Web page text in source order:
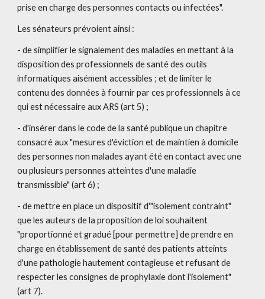
prise en charge des personnes contacts ou infectées".
Les sénateurs prévoient ainsi :
- de simplifier le signalement des maladies en mettant à la
disposition des professionnels de santé des outils
informatiques aisément accessibles ; et de limiter le
contenu des données à fournir par ces professionnels à ce
qui est nécessaire aux ARS (art 5) ;
- d'insérer dans le code de la santé publique un chapitre
consacré aux "mesures d'éviction et de maintien à domicile
des personnes non malades ayant été en contact avec une
ou plusieurs personnes atteintes d'une maladie
transmissible" (art 6) ;
- de mettre en place un dispositif d'"isolement contraint"
que les auteurs de la proposition de loi souhaitent
"proportionné et gradué [pour permettre] de prendre en
charge en établissement de santé des patients atteints
d'une pathologie hautement contagieuse et refusant de
respecter les consignes de prophylaxie dont l'isolement"
(art 7).